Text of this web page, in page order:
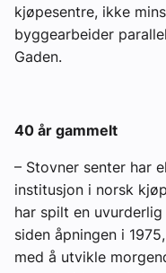
kjøpesentre, ikke
byggearbeider
Gaden.
40 år gammelt
– Stovner senter har
institusjon i norsk
har spilt en
siden åpningen i
med å utvikle